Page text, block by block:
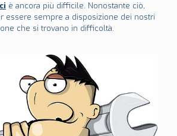
è ancora più difficile. Nonostante ciò,
essere sempre a disposizione dei nostri
che si trovano in difficoltà.